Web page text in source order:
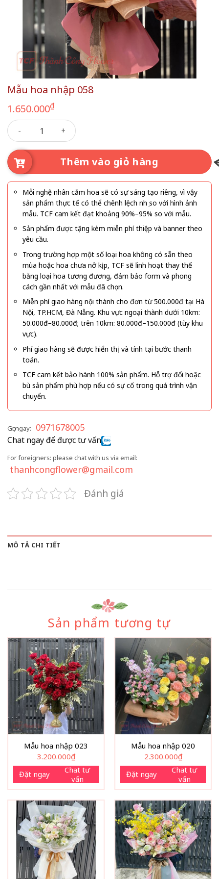
Mẫu hoa nhập 058
1.650.000₫
Mẫu hoa nhập 058 số lượng
Thêm vào giỏ hàng
Mỗi nghệ nhân cắm hoa sẽ có sự sáng tạo riêng, vì vậy
sản phẩm thực tế có thể chênh lệch nhẹ so với hình ảnh
mẫu. TCF cam kết đạt khoảng 90%–95% so với mẫu.
Sản phẩm được tặng kèm miễn phí thiệp và banner theo
yêu cầu.
Trong trường hợp một số loại hoa không có sẵn theo
mùa hoặc hoa chưa nở kịp, TCF sẽ linh hoạt thay thế
bằng loại hoa tương đương, đảm bảo form và phong
cách gần nhất với mẫu đã chọn.
Miễn phí giao hàng nội thành cho đơn từ 500.000đ tại Hà
Nội, TP.HCM, Đà Nẵng. Khu vực ngoại thành dưới 10km:
50.000đ–80.000đ; trên 10km: 80.000đ–150.000đ (tùy khu
vực).
Phí giao hàng sẽ được hiển thị và tính tại bước thanh
toán.
TCF cam kết bảo hành 100% sản phẩm. Hỗ trợ đổi hoặc
bù sản phẩm phù hợp nếu có sự cố trong quá trình vận
chuyển.
Gọi ngay: 0971678005
Chat ngay để được tư vấn
For foreigners: please chat with us via email:
thanhcongflower@gmail.com
Đánh giá
MÔ TẢ CHI TIẾT
Sản phẩm tương tự
Mẫu hoa nhập 023
3.200.000₫
Đặt ngay
Chat tư
vấn
Mẫu hoa nhập 020
2.300.000₫
Đặt ngay
Chat tư
vấn